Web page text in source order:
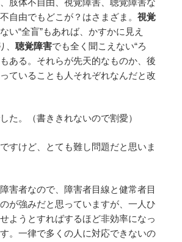
自由でもどこが？はさまざま。 視覚
い“全盲”もあれば、かすかに見え
、 聴覚障害でも全く聞こえない“ろ
もある。それらが先天的なものか、後
ていることも人それぞれなんだと改
。（書ききれないので割愛）
すけど、とても難し問題だと思いま
害者なので、障害者目線と健常者目
が強みだと思っていますが、一人ひ
ようとすればするほど非効率になっ
。一律で多くの人に対応できないの